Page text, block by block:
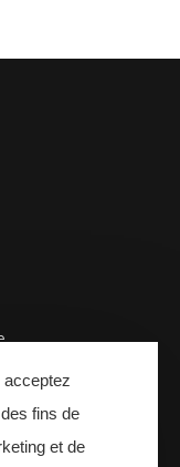
acceptez
fins de
et de